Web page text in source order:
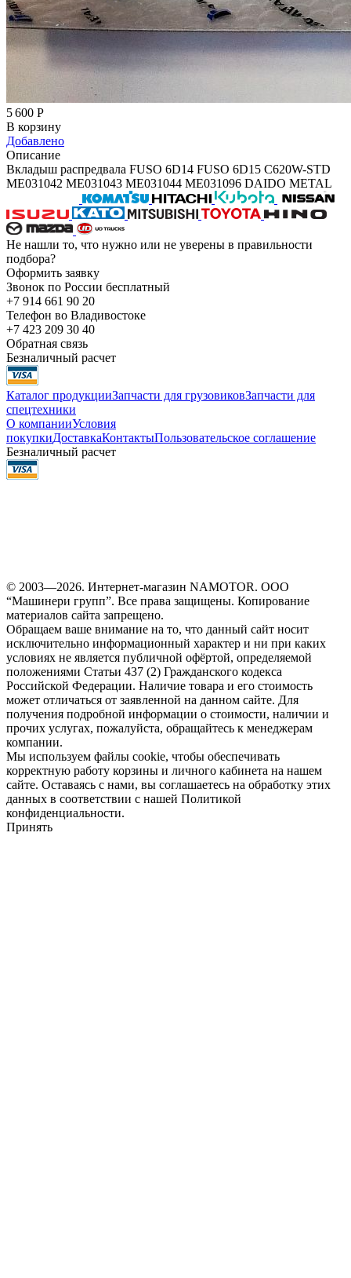
5 600 Р
В корзину
Добавлено
Описание
Вкладыш распредвала FUSO 6D14 FUSO 6D15 C620W-STD
ME031042 ME031043 ME031044 ME031096 DAIDO METAL
Не нашли то, что нужно или не уверены в правильности
подбора?
Оформить заявку
Звонок по России бесплатный
+7 914 661 90 20
Телефон во Владивостоке
+7 423 209 30 40
Обратная связь
Безналичный расчет
Каталог продукцииЗапчасти для грузовиковЗапчасти для
спецтехники
О компанииУсловия
покупкиДоставкаКонтактыПользовательское соглашение
Безналичный расчет
© 2003—2026. Интернет-магазин NAMOTOR. ООО
“Машинери групп”. Все права защищены. Копирование
материалов сайта запрещено.
Обращаем ваше внимание на то, что данный сайт носит
исключительно информационный характер и ни при каких
условиях не является публичной офёртой, определяемой
положениями Статьи 437 (2) Гражданского кодекса
Российской Федерации. Наличие товара и его стоимость
может отличаться от заявленной на данном сайте. Для
получения подробной информации о стоимости, наличии и
прочих услугах, пожалуйста, обращайтесь к менеджерам
компании.
Мы используем файлы cookie, чтобы обеспечивать
корректную работу корзины и личного кабинета на нашем
сайте. Оставаясь с нами, вы соглашаетесь на обработку этих
данных в соответствии с нашей Политикой
конфиденциальности.
Принять